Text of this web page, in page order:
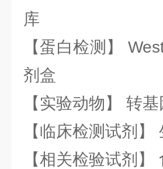
库
【蛋白检测】
剂盒
【实验动物】 转
【临床检测试剂
【相关检验试剂